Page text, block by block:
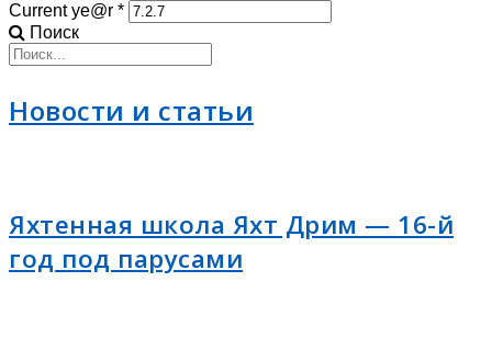
Current ye@r *
Поиск
Новости и статьи
Яхтенная школа Яхт Дрим — 16-й
год под парусами